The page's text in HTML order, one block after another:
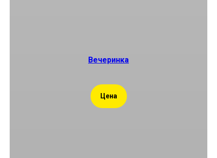
Вечеринка
Цена